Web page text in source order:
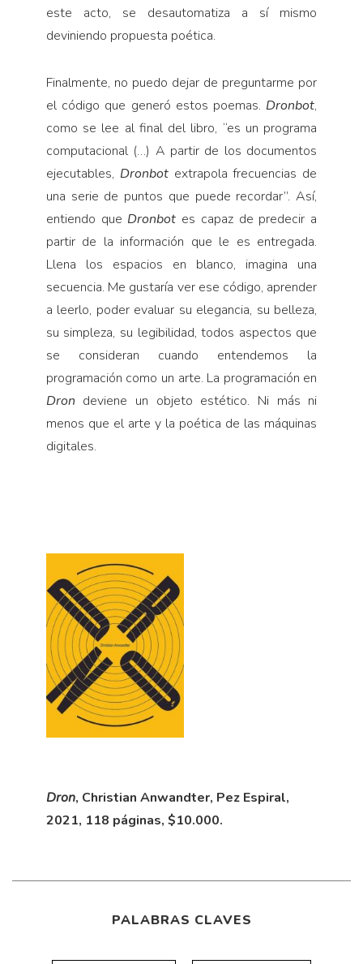
este acto, se desautomatiza a sí mismo
deviniendo propuesta poética.
Finalmente, no puedo dejar de preguntarme por
el código que generó estos poemas. Dronbot,
como se lee al final del libro, “es un programa
computacional (…) A partir de los documentos
ejecutables, Dronbotextrapola frecuencias de
una serie de puntos que puede recordar”. Así,
entiendo que Dronbot es capaz de predecir a
partir de la información que le es entregada.
Llena los espacios en blanco, imagina una
secuencia. Me gustaría ver ese código, aprender
a leerlo, poder evaluar su elegancia, su belleza,
su simpleza, su legibilidad, todos aspectos que
se consideran cuando entendemos la
programación como un arte. La programación en
Dron deviene un objeto estético. Ni más ni
menos que el arte y la poética de las máquinas
digitales.
Dron, Christian Anwandter, Pez Espiral,
2021, 118 páginas, $10.000.
PALABRAS CLAVES